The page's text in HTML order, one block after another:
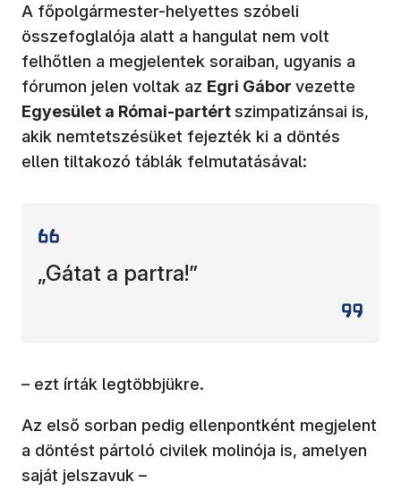
A főpolgármester-helyettes szóbeli
összefoglalója alatt a hangulat nem volt
felhőtlen a megjelentek soraiban, ugyanis a
fórumon jelen voltak az Egri Gábor vezette
Egyesület a Római-partértszimpatizánsai is,
akik nemtetszésüket fejezték ki a döntés
ellen tiltakozó táblák felmutatásával:
„Gátat a partra!”
– ezt írták legtöbbjükre.
Az első sorban pedig ellenpontként megjelent
a döntést pártoló civilek molinója is, amelyen
saját jelszavuk –